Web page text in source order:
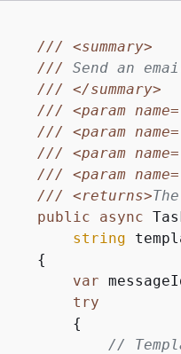
///
<summary>
/// Send an
///
</summary>
///
<param
///
<param
///
<param
///
<param
///
<returns>
public
async
string
{
var
try
{
//